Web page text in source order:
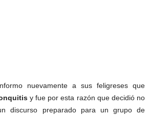
nuevamente a sus feligreses que
y fue por esta razón que decidió no
discurso preparado para un grupo de